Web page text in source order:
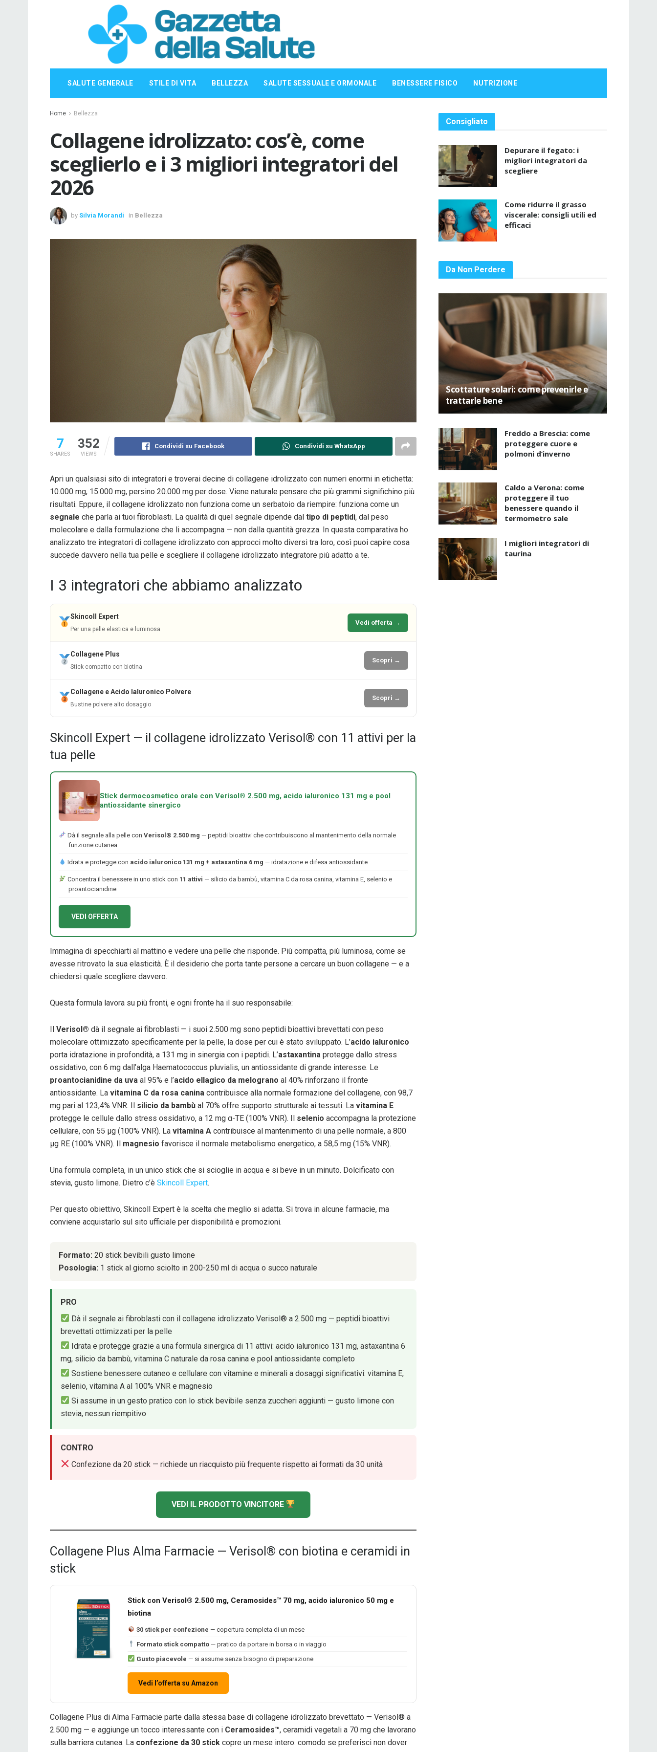
SALUTE GENERALE STILE DI VITA BELLEZZA SALUTE SESSUALE E ORMONALE BENESSERE FISICO NUTRIZIONE
Home Bellezza
Collagene idrolizzato: cos’è, come
sceglierlo e i 3 migliori integratori del
2026
by Silvia Morandi in Bellezza
7
SHARES
352
VIEWS
Condividi su Facebook Condividi su WhatsApp
Apri un qualsiasi sito di integratori e troverai decine di collagene idrolizzato con numeri enormi in etichetta:
10.000 mg, 15.000 mg, persino 20.000 mg per dose. Viene naturale pensare che più grammi significhino più
risultati. Eppure, il collagene idrolizzato non funziona come un serbatoio da riempire: funziona come un
segnale che parla ai tuoi fibroblasti. La qualità di quel segnale dipende dal tipo di peptidi, dal peso
molecolare e dalla formulazione che li accompagna — non dalla quantità grezza. In questa comparativa ho
analizzato tre integratori di collagene idrolizzato con approcci molto diversi tra loro, così puoi capire cosa
succede davvero nella tua pelle e scegliere il collagene idrolizzato integratore più adatto a te.
I 3 integratori che abbiamo analizzato
Skincoll Expert
Per una pelle elastica e luminosa
Vedi offerta →
Collagene Plus
Stick compatto con biotina
Scopri →
Collagene e Acido Ialuronico Polvere
Bustine polvere alto dosaggio
Scopri →
Skincoll Expert — il collagene idrolizzato Verisol® con 11 attivi per la
tua pelle
Stick dermocosmetico orale con Verisol® 2.500 mg, acido ialuronico 131 mg e pool
antiossidante sinergico
Dà il segnale alla pelle con Verisol® 2.500 mg — peptidi bioattivi che contribuiscono al mantenimento della normale
funzione cutanea
Idrata e protegge con acido ialuronico 131 mg + astaxantina 6 mg — idratazione e difesa antiossidante
Concentra il benessere in uno stick con 11 attivi — silicio da bambù, vitamina C da rosa canina, vitamina E, selenio e
proantocianidine
VEDI OFFERTA
Immagina di specchiarti al mattino e vedere una pelle che risponde. Più compatta, più luminosa, come se
avesse ritrovato la sua elasticità. È il desiderio che porta tante persone a cercare un buon collagene — e a
chiedersi quale scegliere davvero.
Questa formula lavora su più fronti, e ogni fronte ha il suo responsabile:
Il Verisol® dà il segnale ai fibroblasti — i suoi 2.500 mg sono peptidi bioattivi brevettati con peso
molecolare ottimizzato specificamente per la pelle, la dose per cui è stato sviluppato. L’acido ialuronico
porta idratazione in profondità, a 131 mg in sinergia con i peptidi. L’astaxantina protegge dallo stress
ossidativo, con 6 mg dall’alga Haematococcus pluvialis, un antiossidante di grande interesse. Le
proantocianidine da uva al 95% e l’acido ellagico da melograno al 40% rinforzano il fronte
antiossidante. La vitamina C da rosa canina contribuisce alla normale formazione del collagene, con 98,7
mg pari al 123,4% VNR. Il silicio da bambù al 70% offre supporto strutturale ai tessuti. La vitamina E
protegge le cellule dallo stress ossidativo, a 12 mg α-TE (100% VNR). Il selenio accompagna la protezione
cellulare, con 55 µg (100% VNR). La vitamina A contribuisce al mantenimento di una pelle normale, a 800
µg RE (100% VNR). Il magnesio favorisce il normale metabolismo energetico, a 58,5 mg (15% VNR).
Una formula completa, in un unico stick che si scioglie in acqua e si beve in un minuto. Dolcificato con
stevia, gusto limone. Dietro c’è Skincoll Expert.
Per questo obiettivo, Skincoll Expert è la scelta che meglio si adatta. Si trova in alcune farmacie, ma
conviene acquistarlo sul sito ufficiale per disponibilità e promozioni.
Formato: 20 stick bevibili gusto limone
Posologia: 1 stick al giorno sciolto in 200-250 ml di acqua o succo naturale
PRO
Dà il segnale ai fibroblasti con il collagene idrolizzato Verisol® a 2.500 mg — peptidi bioattivi
brevettati ottimizzati per la pelle
Idrata e protegge grazie a una formula sinergica di 11 attivi: acido ialuronico 131 mg, astaxantina 6
mg, silicio da bambù, vitamina C naturale da rosa canina e pool antiossidante completo
Sostiene benessere cutaneo e cellulare con vitamine e minerali a dosaggi significativi: vitamina E,
selenio, vitamina A al 100% VNR e magnesio
Si assume in un gesto pratico con lo stick bevibile senza zuccheri aggiunti — gusto limone con
stevia, nessun riempitivo
CONTRO
Confezione da 20 stick — richiede un riacquisto più frequente rispetto ai formati da 30 unità
VEDI IL PRODOTTO VINCITORE
Collagene Plus Alma Farmacie — Verisol® con biotina e ceramidi in
stick
Stick con Verisol® 2.500 mg, Ceramosides™ 70 mg, acido ialuronico 50 mg e
biotina
30 stick per confezione — copertura completa di un mese
Formato stick compatto— pratico da portare in borsa o in viaggio
Gusto piacevole — si assume senza bisogno di preparazione
Vedi l’offerta su Amazon
Collagene Plus di Alma Farmacie parte dalla stessa base di collagene idrolizzato brevettato — Verisol® a
2.500 mg — e aggiunge un tocco interessante con i Ceramosides™, ceramidi vegetali a 70 mg che lavorano
sulla barriera cutanea. La confezione da 30 stick copre un mese intero: comodo se preferisci non dover
Consigliato
Depurare il fegato: i
migliori integratori da
scegliere
Come ridurre il grasso
viscerale: consigli utili ed
efficaci
Da Non Perdere
Scottature solari: come prevenirle e
trattarle bene
Freddo a Brescia: come
proteggere cuore e
polmoni d’inverno
Caldo a Verona: come
proteggere il tuo
benessere quando il
termometro sale
I migliori integratori di
taurina